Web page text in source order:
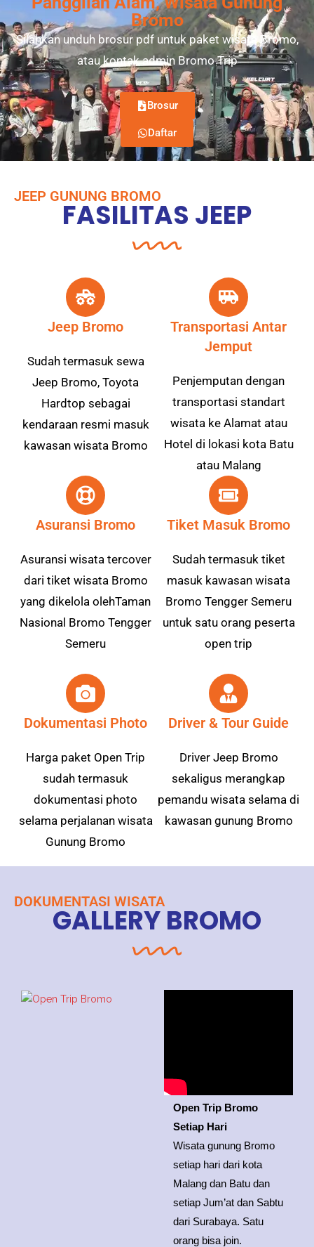
Bromo
Silahkan unduh brosur pdf untuk paket wisata Bromo,
atau kontak admin Bromo Trip
Brosur
Daftar
JEEP GUNUNG BROMO
FASILITAS JEEP
Jeep Bromo
Sudah termasuk sewa
Jeep Bromo, Toyota
Hardtop sebagai
kendaraan resmi masuk
kawasan wisata Bromo
Transportasi Antar
Jemput
Penjemputan dengan
transportasi standart
wisata ke Alamat atau
Hotel di lokasi kota Batu
atau Malang
Asuransi Bromo
Asuransi wisata tercover
dari tiket wisata Bromo
yang dikelola olehTaman
Nasional Bromo Tengger
Semeru
Tiket Masuk Bromo
Sudah termasuk tiket
masuk kawasan wisata
Bromo Tengger Semeru
untuk satu orang peserta
open trip
Dokumentasi Photo
Harga paket Open Trip
sudah termasuk
dokumentasi photo
selama perjalanan wisata
Gunung Bromo
Driver & Tour Guide
Driver Jeep Bromo
sekaligus merangkap
pemandu wisata selama di
kawasan gunung Bromo
DOKUMENTASI WISATA
GALLERY BROMO
Open Trip Bromo
Setiap Hari
Wisata gunung Bromo
setiap hari dari kota
Malang dan Batu dan
setiap Jum’at dan Sabtu
dari Surabaya. Satu
orang bisa join.